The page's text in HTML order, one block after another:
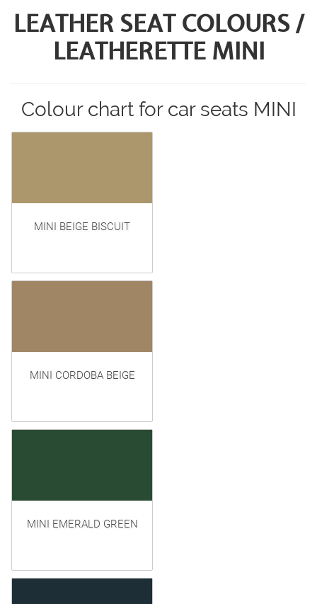
LEATHER SEAT COLOURS /
LEATHERETTE MINI
Colour chart for car seats MINI
MINI BEIGE BISCUIT
MINI CORDOBA BEIGE
MINI EMERALD GREEN